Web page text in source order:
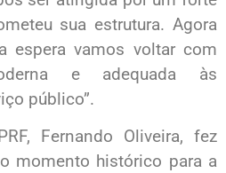
sua estrutura. Agora
espera vamos voltar com
e adequada às
público”.
Fernando Oliveira, fez
momento histórico para a